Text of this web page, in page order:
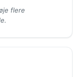
flere